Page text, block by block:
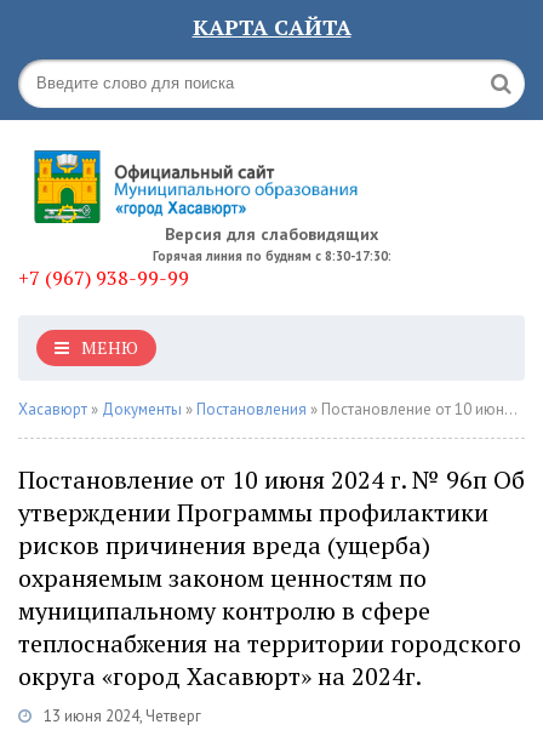
КАРТА САЙТА
Версия для слабовидящих
Горячая линия по будням с 8:30-17:30:
+7 (967) 938-99-99
МЕНЮ
Хасавюрт » Документы » Постановления » Постановление от 10 июня 2024 г. № 96п Об утверждении Программы профилактики рисков причинения вреда (ущерба) охраняемым законом ценностям по муниципальному контролю в сфере теплоснабжения на территории городского округа «город Хасавюрт» на 2024г.
Постановление от 10 июня 2024 г. № 96п Об
утверждении Программы профилактики
рисков причинения вреда (ущерба)
охраняемым законом ценностям по
муниципальному контролю в сфере
теплоснабжения на территории городского
округа «город Хасавюрт» на 2024г.
13 июня 2024, Четверг